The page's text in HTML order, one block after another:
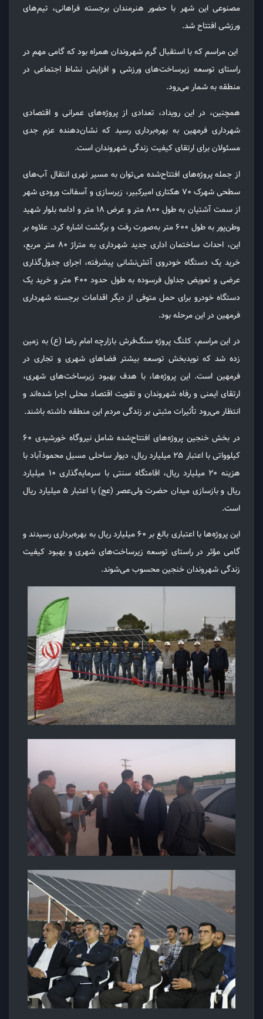
مصنوعی این شهر با حضور هنرمندان برجسته فراهانی، تیم‌های
ورزشی افتتاح شد.
این مراسم که با استقبال گرم شهروندان همراه بود که گامی مهم در
راستای توسعه زیرساخت‌های ورزشی و افزایش نشاط اجتماعی در
منطقه به شمار می‌رود.
همچنین، در این رویداد، تعدادی از پروژه‌های عمرانی و اقتصادی
شهرداری فرمهین به بهره‌برداری رسید که نشان‌دهنده عزم جدی
مسئولان برای ارتقای کیفیت زندگی شهروندان است.
از جمله پروژه‌های افتتاح‌شده می‌توان به مسیر نهری انتقال آب‌های
سطحی شهرک ۷۰ هکتاری امیرکبیر، زیرسازی و آسفالت ورودی شهر
از سمت آشتیان به طول ۸۰۰ متر و عرض ۱۸ متر و ادامه بلوار شهید
وطن‌پور به طول ۶۰۰ متر به‌صورت رفت‌ و برگشت اشاره کرد. علاوه بر
این، احداث ساختمان اداری جدید شهرداری به متراژ ۸۰ متر مربع،
خرید یک دستگاه خودروی آتش‌نشانی پیشرفته، اجرای جدول‌گذاری
عرضی و تعویض جداول فرسوده به طول حدود ۴۰۰ متر و خرید یک
دستگاه خودرو برای حمل متوفی از دیگر اقدامات برجسته شهرداری
فرمهین در این مرحله بود.
در این مراسم، کلنگ پروژه سنگ‌فرش بازارچه امام رضا (ع) به زمین
زده شد که نویدبخش توسعه بیشتر فضاهای شهری و تجاری در
فرمهین است. این پروژه‌ها، با هدف بهبود زیرساخت‌های شهری،
ارتقای ایمنی و رفاه شهروندان و تقویت اقتصاد محلی اجرا شده‌اند و
انتظار می‌رود تأثیرات مثبتی بر زندگی مردم این منطقه داشته باشند.
در بخش خنجین پروژه‌های افتتاح‌شده شامل نیروگاه خورشیدی ۶۰
کیلوواتی با اعتبار ۲۵ میلیارد ریال، دیوار ساحلی مسیل محمودآباد با
هزینه ۲۰ میلیارد ریال، اقامتگاه سنتی با سرمایه‌گذاری ۱۰ میلیارد
ریال و بازسازی میدان حضرت ولی‌عصر (عج) با اعتبار ۵ میلیارد ریال
است.
این پروژه‌ها با اعتباری بالغ بر ۶۰ میلیارد ریال به بهره‌برداری رسیدند و
گامی مؤثر در راستای توسعه زیرساخت‌های شهری و بهبود کیفیت
زندگی شهروندان خنجین محسوب می‌شوند.